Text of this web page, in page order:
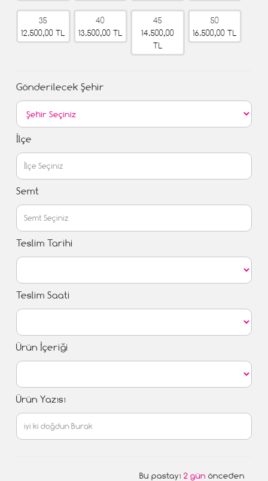
35
12.500,00 TL
40
13.500,00 TL
45
14.500,00
TL
50
16.500,00 TL
Gönderilecek Şehir
İlçe
Semt
Teslim Tarihi
Teslim Saati
Ürün İçeriği
Ürün Yazısı
Bu pastayı 2 gün önceden